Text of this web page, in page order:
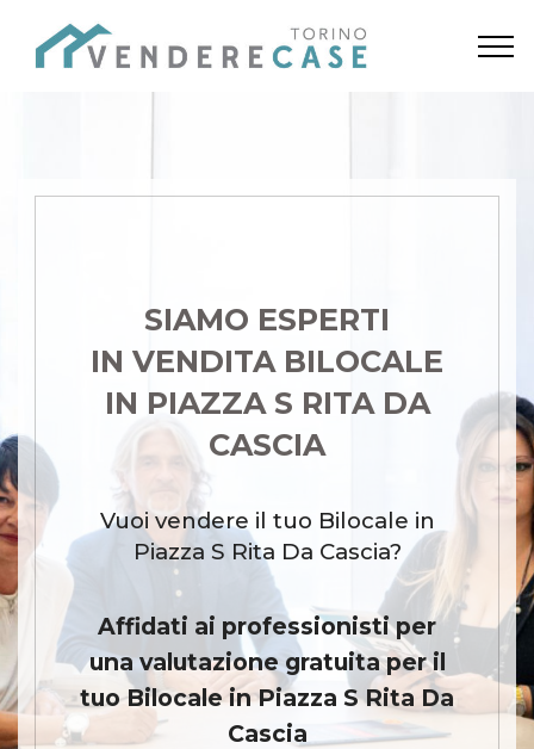
SIAMO ESPERTI
IN VENDITA BILOCALE
IN PIAZZA S RITA DA
CASCIA
Vuoi vendere il tuo Bilocale in
Piazza S Rita Da Cascia?
Affidati ai professionisti per
una valutazione gratuita per il
tuo Bilocale in Piazza S Rita Da
Cascia